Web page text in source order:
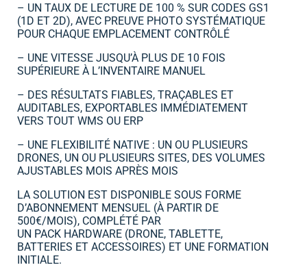
– UN TAUX DE LECTURE DE 100 % SUR CODES GS1
(1D ET 2D), AVEC PREUVE PHOTO SYSTÉMATIQUE
POUR CHAQUE EMPLACEMENT CONTRÔLÉ
– UNE VITESSE JUSQU’À PLUS DE 10 FOIS
SUPÉRIEURE À L’INVENTAIRE MANUEL
– DES RÉSULTATS FIABLES, TRAÇABLES ET
AUDITABLES, EXPORTABLES IMMÉDIATEMENT
VERS TOUT WMS OU ERP
– UNE FLEXIBILITÉ NATIVE : UN OU PLUSIEURS
DRONES, UN OU PLUSIEURS SITES, DES VOLUMES
AJUSTABLES MOIS APRÈS MOIS
LA SOLUTION EST DISPONIBLE SOUS FORME
D’ABONNEMENT MENSUEL (À PARTIR DE
500€/MOIS), COMPLÉTÉ PAR
UN PACK HARDWARE (DRONE, TABLETTE,
BATTERIES ET ACCESSOIRES) ET UNE FORMATION
INITIALE.